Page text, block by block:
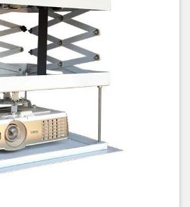
thọ đến 10 năm, có cơ chế rơle tự
ngắt khi động cơ bị nóng để bảo vệ
độ an toàn cho thiết bị
Sử dụng 3 cạnh zíc zắc
Hệ thống khóa dây tín hiệu và dây
nguồn điện an toàn, chống kẹt,
theo cơ chế zíc zắc
Điều khiển từ xa RF, điều khiển tay
và bảng nút gắn tường